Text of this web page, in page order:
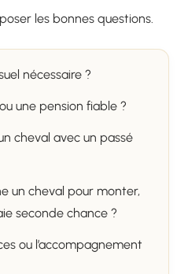
les bonnes questions.
nécessaire ?
une pension fiable ?
cheval avec un passé
un cheval pour monter,
seconde chance ?
ou l’accompagnement